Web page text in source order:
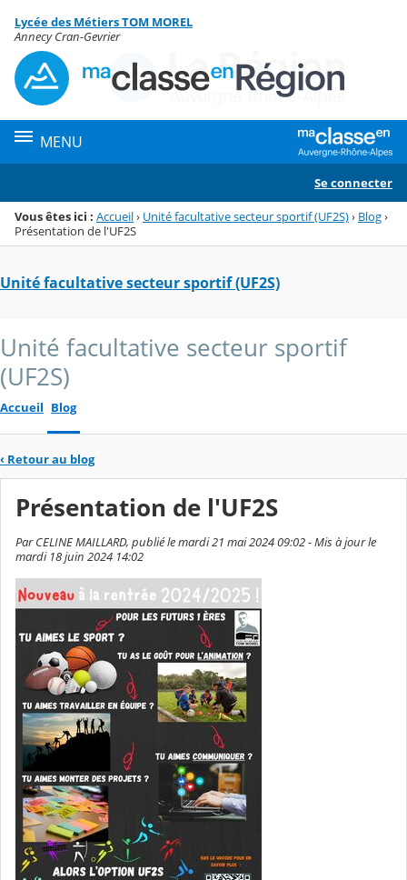
Menu de la rubrique
Contenu
Lycée des Métiers TOM MOREL
Annecy Cran-Gevrier
MENU
Se connecter
Vous êtes ici : Accueil› Unité facultative secteur sportif (UF2S)› Blog›
Présentation de l'UF2S
Unité facultative secteur sportif (UF2S)
Unité facultative secteur sportif
(UF2S)
Accueil Blog
‹ Retour au blog
Présentation de l'UF2S
Par CELINE MAILLARD, publié le mardi 21 mai 2024 09:02 - Mis à jour le
mardi 18 juin 2024 14:02